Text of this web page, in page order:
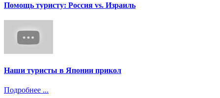
Помощь туристу: Россия vs. Израиль
Наши туристы в Японии прикол
Подробнее ...